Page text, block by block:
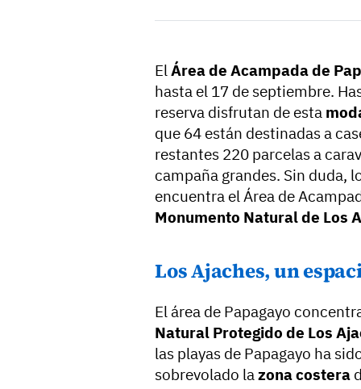
ElÁrea de Acampada de
hasta el 17 de septiembre.
reserva disfrutan de esta
que 64 están destinadas a
restantes 220 parcelas a
campaña grandes. Sin duda,
encuentra el Área de
Monumento Natural de Los
Los Ajaches, un
El área de Papagayo
Natural Protegido de Los
las playas de Papagayo ha
sobrevolado lazona costera